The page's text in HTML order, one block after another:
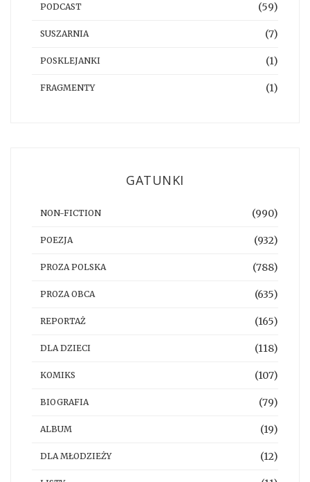
PODCAST (59)
SUSZARNIA (7)
POSKLEJANKI (1)
FRAGMENTY (1)
GATUNKI
NON-FICTION (990)
POEZJA (932)
PROZA POLSKA (788)
PROZA OBCA (635)
REPORTAŻ (165)
DLA DZIECI (118)
KOMIKS (107)
BIOGRAFIA (79)
ALBUM (19)
DLA MŁODZIEŻY (12)